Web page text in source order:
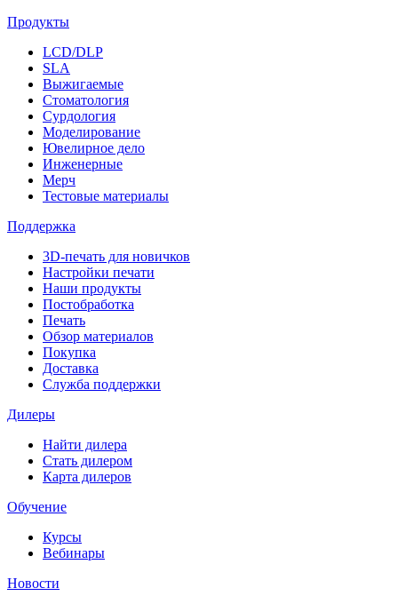
Продукты
LCD/DLP
SLA
Выжигаемые
Стоматология
Сурдология
Моделирование
Ювелирное дело
Инженерные
Мерч
Тестовые материалы
Поддержка
3D-печать для новичков
Настройки печати
Наши продукты
Постобработка
Печать
Обзор материалов
Покупка
Доставка
Служба поддержки
Дилеры
Найти дилера
Cтать дилером
Карта дилеров
Обучение
Курсы
Вебинары
Новости